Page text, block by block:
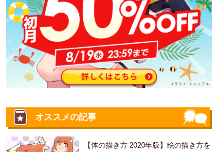
オススメの記事
【体の描き方 2020年版】絵の描き方を